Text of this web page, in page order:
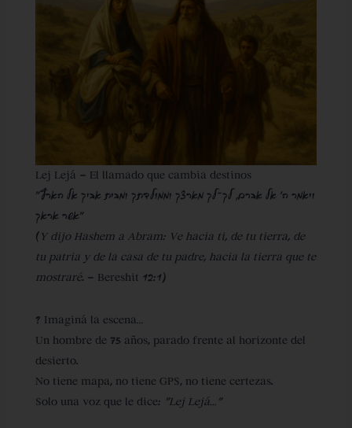
Lej Lejá – El llamado que cambia destinos
“ויאמר ה’ אל אברם, לך־לך מארצך וממולדתך ומבית אביך אל הארץ
אשר אראך”
(Y dijo Hashem a Abram: Ve hacia ti, de tu tierra, de
tu patria y de la casa de tu padre, hacia la tierra que te
mostraré. – Bereshit 12:1)
? Imaginá la escena…
Un hombre de 75 años, parado frente al horizonte del
desierto.
No tiene mapa, no tiene GPS, no tiene certezas.
Solo una voz que le dice: “Lej Lejá…”